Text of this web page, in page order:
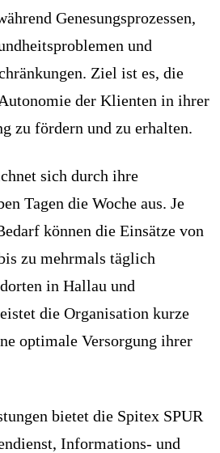
Genesungsprozessen,
und
Ziel ist es, die
der Klienten in ihrer
zu fördern und zu erhalten.
sich durch ihre
Tagen die Woche aus. Je
können die Einsätze von
zu mehrmals täglich
in Hallau und
die Organisation kurze
optimale Versorgung ihrer
bietet die Spitex SPUR
Informations- und